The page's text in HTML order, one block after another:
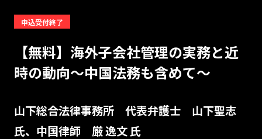
申込受付終了
【無料】海外子会社管理の実務と近
時の動向～中国法務も含めて～
山下総合法律事務所 代表弁護士 山下聖志
氏、中国律師 厳 逸文 氏